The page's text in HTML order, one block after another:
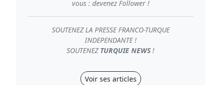
vous : devenez Follower !
SOUTENEZ LA PRESSE FRANCO-TURQUE
INDEPENDANTE !
SOUTENEZ TURQUIE NEWS!
Voir ses articles